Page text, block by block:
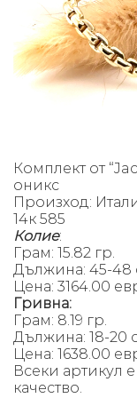
Комплект от
оникс
Произход:
14к 585
Колие:
Грам: 15.82 гр.
Дължина: 45-48
Цена: 3164.00
Гривна:
Грам: 8.19 гр.
Дължина: 18-20
Цена: 1638.00
Всеки артикул
качество.